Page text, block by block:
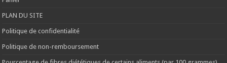
PLAN DU SITE
Politique de confidentialité
Politique de non-remboursement